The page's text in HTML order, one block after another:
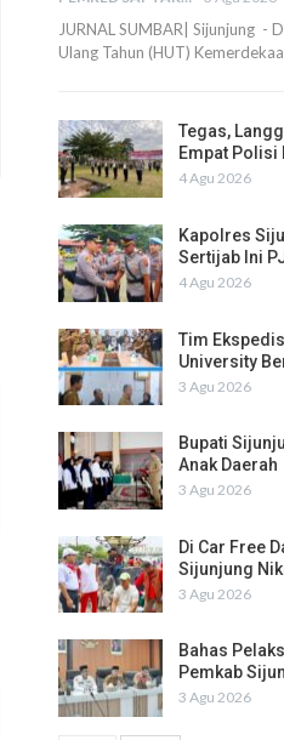
JURNAL SUMBAR| Sijunjung -
Ulang Tahun (HUT)
Tegas,
Empat
4 Agu 2026
Kapolres
Sertijab Ini
4 Agu 2026
Tim
University
3 Agu 2026
Bupati
Anak Daerah
3 Agu 2026
Di Car Free
Sijunjung
3 Agu 2026
Bahas
Pemkab
3 Agu 2026